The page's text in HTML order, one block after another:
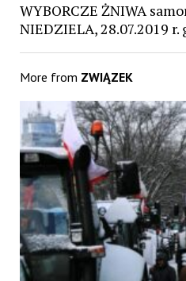
WYBORCZE ŻNIWA
NIEDZIELA, 28.07.2019 r.
More from ZWIĄZEK